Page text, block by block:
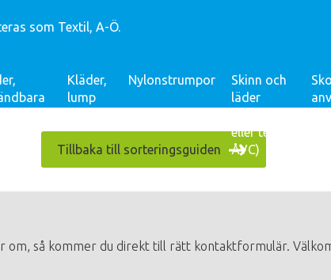
som Textil, A-Ö.
Kläder,
lump
Nylonstrumpor
Skinn och
läder
eller textil/
ÅVC)
Tillbaka till sorteringsguiden
om, så kommer du direkt till rätt kontaktformulär.